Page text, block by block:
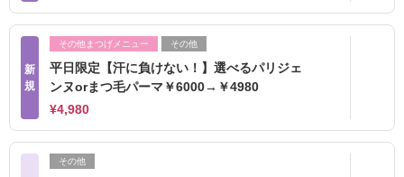
新
規
その他まつげメニュー その他
平日限定【汗に負けない！】選べるパリジェ
ンヌorまつ毛パーマ￥6000→￥4980
¥4,980
その他